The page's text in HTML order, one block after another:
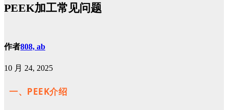
PEEK加工常见问题
作者808, ab
10 月 24, 2025
一、PEEK介绍